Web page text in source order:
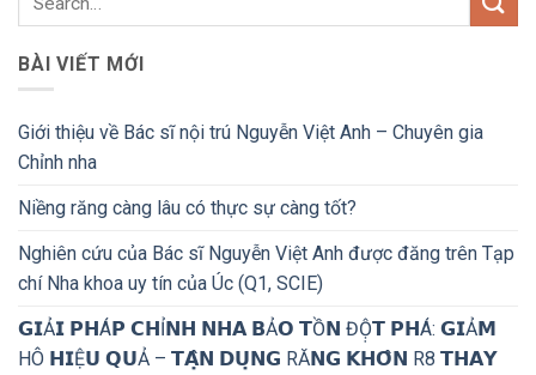
BÀI VIẾT MỚI
Giới thiệu về Bác sĩ nội trú Nguyễn Việt Anh – Chuyên gia
Chỉnh nha
Niềng răng càng lâu có thực sự càng tốt?
Nghiên cứu của Bác sĩ Nguyễn Việt Anh được đăng trên Tạp
chí Nha khoa uy tín của Úc (Q1, SCIE)
𝗚𝗜Ả𝗜 𝗣𝗛Á𝗣 𝗖𝗛Ỉ𝗡𝗛 𝗡𝗛𝗔 𝗕Ả𝗢 𝗧Ồ𝗡 ĐỘ̣𝗧 𝗣𝗛Á: 𝗚𝗜Ả𝗠
HÔ 𝗛𝗜Ệ𝗨 𝗤𝗨Ả – 𝗧𝗔̣̂𝗡 𝗗𝗨̣𝗡𝗚 RĂ𝗡𝗚 𝗞𝗛𝗢̂𝗡 R8 𝗧𝗛𝗔𝗬